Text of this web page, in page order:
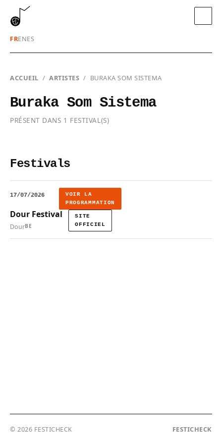
FRENES
ACCUEIL / ARTISTES / BURAKA SOM SISTEMA
Buraka Som Sistema
PRÉSENT DANS 1 FESTIVAL(S)
Festivals
17/07/2026
Dour Festival
DourBE
VOIR LA
PROGRAMMATION
SITE
OFFICIEL
© 2026 FESTICHECK FESTICHECK